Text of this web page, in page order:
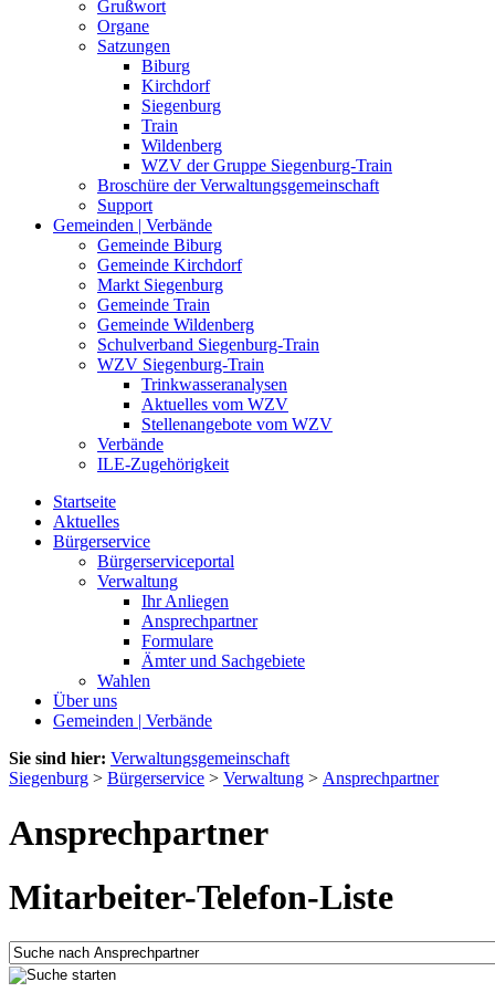
Grußwort
Organe
Satzungen
Biburg
Kirchdorf
Siegenburg
Train
Wildenberg
WZV der Gruppe Siegenburg-Train
Broschüre der Verwaltungsgemeinschaft
Support
Gemeinden | Verbände
Gemeinde Biburg
Gemeinde Kirchdorf
Markt Siegenburg
Gemeinde Train
Gemeinde Wildenberg
Schulverband Siegenburg-Train
WZV Siegenburg-Train
Trinkwasseranalysen
Aktuelles vom WZV
Stellenangebote vom WZV
Verbände
ILE-Zugehörigkeit
Startseite
Aktuelles
Bürgerservice
Bürgerserviceportal
Verwaltung
Ihr Anliegen
Ansprechpartner
Formulare
Ämter und Sachgebiete
Wahlen
Über uns
Gemeinden | Verbände
Sie sind hier: Verwaltungsgemeinschaft
Siegenburg > Bürgerservice > Verwaltung > Ansprechpartner
Ansprechpartner
Mitarbeiter-Telefon-Liste